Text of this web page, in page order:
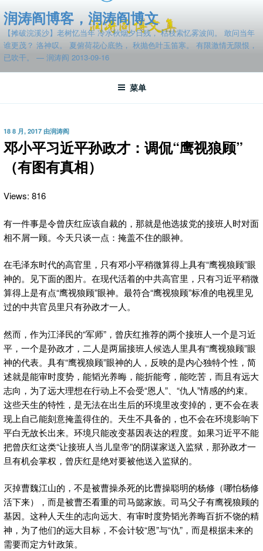
至
容
润涛阎博客，润涛阎博文
【摊破浣溪沙】老树忆当年 冷水秋烟夕日残， 枯枝索忆雾波间。 敢问当年
谁更茂？ 洛神叹。 夏俯荷花心底热， 秋抛色叶玉笛寒。 有限激情无限恨，
已吹干。 — 润涛阎 2013-09-16
菜单
发
布
于
18 8 月, 2017 由润涛阎
邓小平习近平孙政才：调侃“鹰视狼顾”
（有图有真相）
Views: 816
有一件事是令曾庆红应该自裁的，那就是他选拔党的接班人时对面
相不屑一顾。今天只谈一点：掩盖不住的眼神。
在毛泽东时代的高官里，只有邓小平稍微算得上具有“鹰视狼顾”眼
神的。见下面的图片。在现代活着的中共高官里，只有习近平稍微
算得上是有点“鹰视狼顾”眼神。最符合“鹰视狼顾”标准的电视里见
过的中共官员里只有孙政才一人。
然而，作为江泽民的“军师”，曾庆红推荐的两个接班人一个是习近
平，一个是孙政才，二人是两届接班人候选人里具有“鹰视狼顾”眼
神的代表。具有“鹰视狼顾”眼神的人，反映的是内心独特个性，简
述就是能审时度势，能韬光养晦，能折能弯，能吃苦，而且有远大
志向，为了远大理想在行动上不会受“恩人”、“仇人”情感的约束。
这些天生的特性，是无法在出生后的环境里改变掉的，更不会在表
现上自己能刻意掩盖得住的。天生不具备的，也不会在环境影响下
平白无故长出来。环境只能改变基因表达的程度。如果习近平不能
把曾庆红这类“让接班人当儿皇帝”的阴谋家送入监狱，那孙政才一
旦有机会掌权，曾庆红是绝对要被他送入监狱的。
灭掉曹魏江山的，不是被曹操杀死的比曹操聪明的杨修（哪怕杨修
活下来），而是被曹丕看重的司马懿家族。司马父子有鹰视狼顾的
基因。这种人天生的志向远大、有审时度势韬光养晦百折不饶的精
神，为了他们的远大目标，不会计较“恩”与“仇”，而是根据未来的
需要而定方针政策。